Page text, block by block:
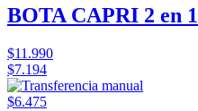
BOTA CAPRI 2 en 1
$11.990
$7.194
$6.475